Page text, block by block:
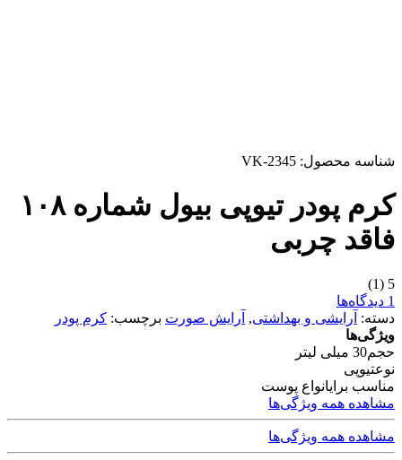
شناسه محصول: VK-2345
کرم پودر تیوپی بیول شماره ۱۰۸
فاقد چربی
5
(1)
1 دیدگاه‌ها
دسته: آرایشی و بهداشتی, آرایش صورت برچسب: کرم پودر
ویژگی‌ها
حجم30 میلی لیتر
نوعتیوپی
مناسب برایانواع پوست
مشاهده همه ویژگی‌ها
مشاهده همه ویژگی‌ها